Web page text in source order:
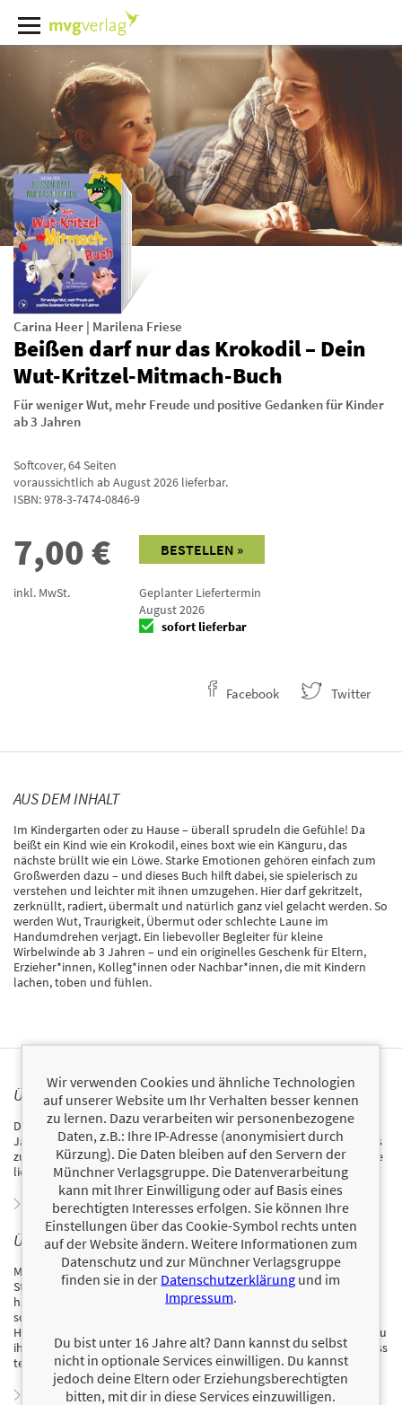
Carina Heer | Marilena Friese
Beißen darf nur das Krokodil – Dein
Wut-Kritzel-Mitmach-Buch
Für weniger Wut, mehr Freude und positive Gedanken für Kinder
ab 3 Jahren
Softcover,64Seiten
voraussichtlich ab August 2026 lieferbar.
ISBN:978-3-7474-0846-9
7,00€
inkl. MwSt.
BESTELLEN »
Geplanter Liefertermin
August 2026
sofort lieferbar
Facebook Twitter
AUS DEM INHALT
Im Kindergarten oder zu Hause – überall sprudeln die Gefühle! Da
beißt ein Kind wie ein Krokodil, eines boxt wie ein Känguru, das
nächste brüllt wie ein Löwe. Starke Emotionen gehören einfach zum
Großwerden dazu – und dieses Buch hilft dabei, sie spielerisch zu
verstehen und leichter mit ihnen umzugehen. Hier darf gekritzelt,
zerknüllt, radiert, übermalt und natürlich ganz viel gelacht werden. So
werden Wut, Traurigkeit, Übermut oder schlechte Laune im
Handumdrehen verjagt. Ein liebevoller Begleiter für kleine
Wirbelwinde ab 3 Jahren – und ein originelles Geschenk für Eltern,
Erzieher*innen, Kolleg*innen oder Nachbar*innen, die mit Kindern
lachen, toben und fühlen.
ÜBER CARINA HEER
Dr. Carina Heer schwört auf Ablaufpläne, To-do-Listen und Fünf-
Jahres-Pläne, um ein bisschen Vorhersehbarkeit ins alltägliche Chaos
zu bringen. Denn ein guter Plan ist der erste Schritt zum Ziel – und sie
liebt es, wenn ein Plan funktioniert.
Zum Profil von Carina Heer
ÜBER MARILENA FRIESE
Marilena Friese wurde 1995 in Dortmund geboren. Nachdem sie ihr
Studium der Wirtschaftswissenschaften erfolgreich abgeschlossen
hatte, veranlasste sie ihre Leidenschaft für Design und Illustration
schließlich dazu, zusätzlich Kommunikationsdesign zu studieren.
Heute arbeitet sie als selbstständige Grafikdesignerin und macht es zu
ihrem Ziel, ihre Kreativität ständig neu herauszufordern. Ihren Prozess
teilt sie auf Instagram unter @mind.of.mary.
Zum Profil von Marilena Friese
Wir verwenden Cookies und ähnliche Technologien
auf unserer Website um Ihr Verhalten besser kennen
zu lernen. Dazu verarbeiten wir personenbezogene
Daten, z.B.: Ihre IP-Adresse (anonymisiert durch
Kürzung). Die Daten bleiben auf den Servern der
Münchner Verlagsgruppe. Die Datenverarbeitung
kann mit Ihrer Einwilligung oder auf Basis eines
berechtigten Interesses erfolgen. Sie können Ihre
Einstellungen über das Cookie-Symbol rechts unten
auf der Website ändern. Weitere Informationen zum
Datenschutz und zur Münchner Verlagsgruppe
finden sie in der Datenschutzerklärung und im
Impressum.
Du bist unter 16 Jahre alt? Dann kannst du selbst
nicht in optionale Services einwilligen. Du kannst
jedoch deine Eltern oder Erziehungsberechtigten
bitten, mit dir in diese Services einzuwilligen.